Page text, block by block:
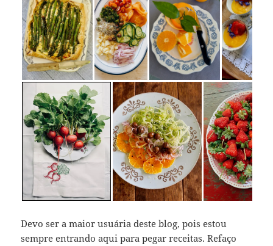
Devo ser a maior usuária deste blog, pois estou
sempre entrando aqui para pegar receitas. Refaço